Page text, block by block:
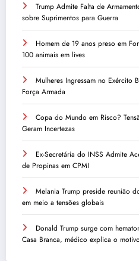
Trump Admite Falta de
sobre Suprimentos para Guerra
Homem de 19 anos preso em
100 animais em lives
Mulheres Ingressam no Exército
Força Armada
Copa do Mundo em Risco?
Geram Incertezas
Ex-Secretária do INSS Admite
de Propinas em CPMI
Melania Trump preside reunião
em meio a tensões globais
Donald Trump surge com
Casa Branca, médico explica o motivo